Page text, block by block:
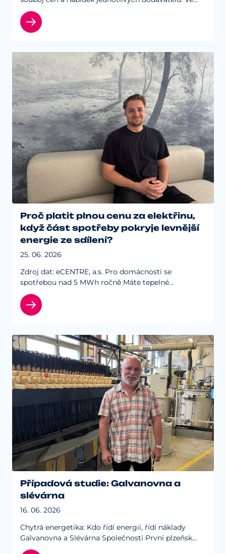
skutečnosti ale existuje rozdíl mezi tím, zda při
výběru energií spoléháte...
Proč platit plnou cenu za elektřinu,
když část spotřeby pokryje levnější
energie ze sdílení?
25. 06. 2026
Zdroj dat: eCENTRE, a.s. Pro domácnosti se
spotřebou nad 5 MWh ročně Máte tepelné
čerpadlo, elektrické vytápění, ohřev vody bojlerem,
bazén nebo nabíjíte elektromobil? Pak se...
Případová studie: Galvanovna a
slévárna
16. 06. 2026
Chytrá energetika: Kdo řídí energii, řídí náklady
Galvanovna a Slévárna Společnosti První plzeňská
galvanovna a Slévárna a strojírna Hájek patří mezi